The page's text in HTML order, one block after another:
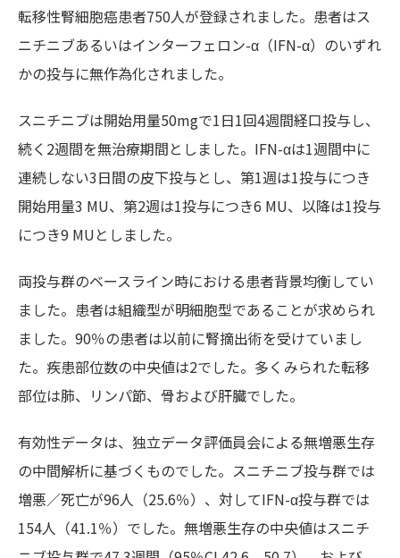
転移性腎細胞癌患者750人が登録されました。患者はス
ニチニブあるいはインターフェロン-α（IFN-α）のいずれ
かの投与に無作為化されました。
スニチニブは開始用量50mgで1日1回4週間経口投与し、
続く2週間を無治療期間としました。IFN-αは1週間中に
連続しない3日間の皮下投与とし、第1週は1投与につき
開始用量3 MU、第2週は1投与につき6 MU、以降は1投与
につき9 MUとしました。
両投与群のベースライン時における患者背景均衡してい
ました。患者は組織型が明細胞型であることが求められ
ました。90％の患者は以前に腎摘出術を受けていまし
た。疾患部位数の中央値は2でした。多くみられた転移
部位は肺、リンパ節、骨および肝臓でした。
有効性データは、独立データ評価員会による無増悪生存
の中間解析に基づくものでした。スニチニブ投与群では
増悪／死亡が96人（25.6％）、対してIFN-α投与群では
154人（41.1％）でした。無増悪生存の中央値はスニチ